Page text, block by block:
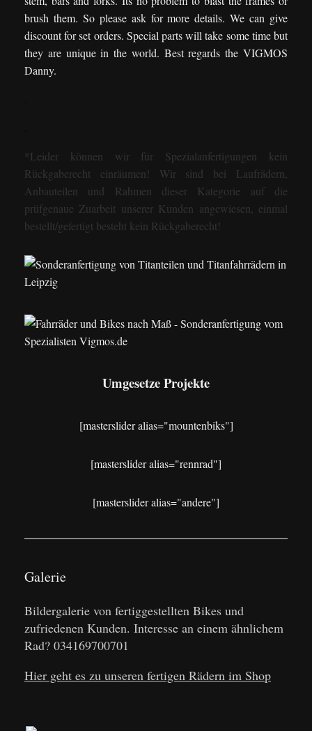
brush them. So please ask for more details. We can give
discount for set orders. Special parts will take some time but
they are unique in the world. Best regards the VIGMOS
Danny.
*Leider können wir für Spezialanfertigungen kein
Rückgaberecht einräumen! Wir sind bei Laufrädern,
Anbauteilen und Rahmen dieser Kategorie auf die
prüfgenaue Zuarbeit unserer Kunden angewiesen, einmal
bestellt/gefertigt besteht kein Rückgaberecht!
Umgesetze Projekte
[masterslider alias="mountenbiks"]
[masterslider alias="rennrad"]
[masterslider alias="andere"]
Galerie
Bildergalerie von fertiggestellten Bikes und
zufriedenen Kunden. Interesse an einem ähnlichem
Rad? 034169700701
Hier geht es zu unseren fertigen Rädern im Shop